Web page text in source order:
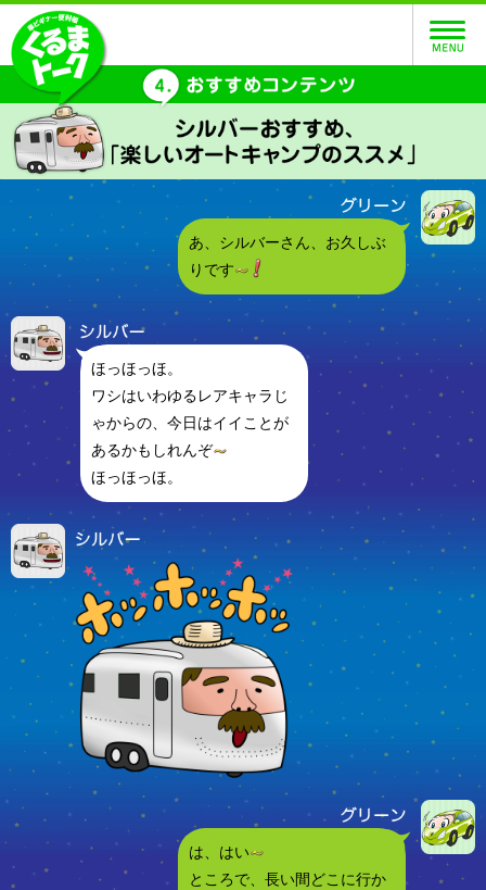
あ、シルバーさん、お久しぶ
りです
ほっほっほ。
ワシはいわゆるレアキャラじ
ゃからの、今日はイイことが
あるかもしれんぞ
ほっほっほ。
は、はい
ところで、長い間どこに行か